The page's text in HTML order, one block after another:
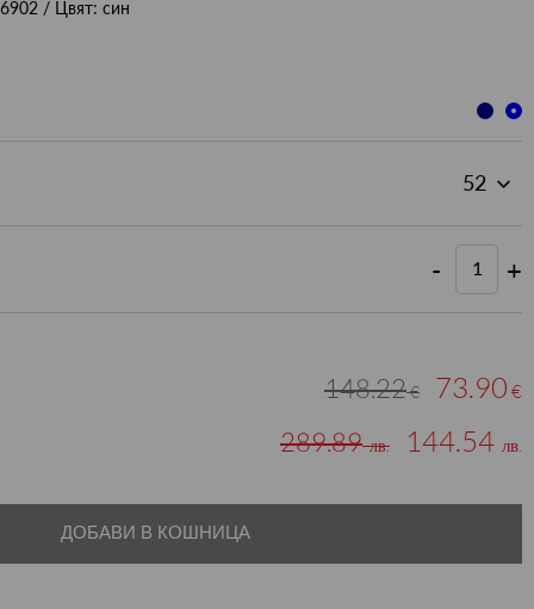
/ Цвят: син
- +
148.22€ 73.90 €
289.89лв. 144.54 лв.
ДОБАВИ В КОШНИЦА